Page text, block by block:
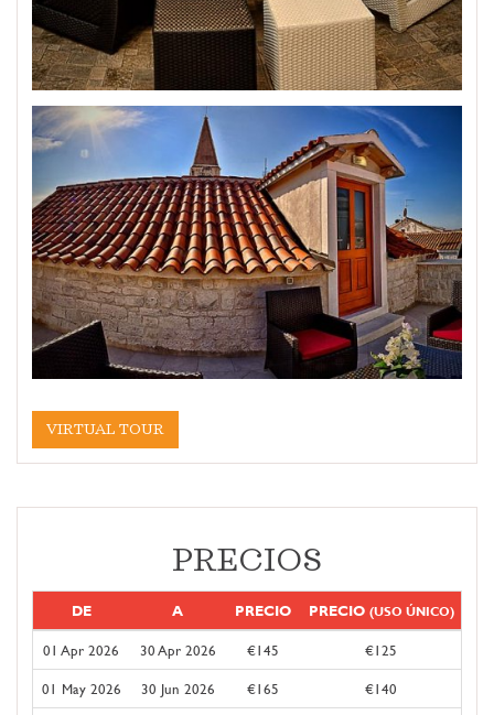
VIRTUAL TOUR
PRECIOS
DE A PRECIO PRECIO (USO ÚNICO)
01 Apr 2026 30 Apr 2026 €145
€125
01 May 2026
30 Jun 2026 €165
€140